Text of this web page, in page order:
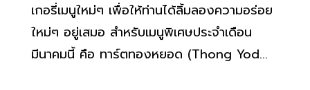
เกอรี่เมนูใหม่ๆ เพื่อให้ท่านได้ลิ้มลองความอร่อย
ใหม่ๆ อยู่เสมอ สำหรับเมนูพิเศษประจำเดือน
มีนาคมนี้ คือ ทาร์ตทองหยอด (Thong Yod...